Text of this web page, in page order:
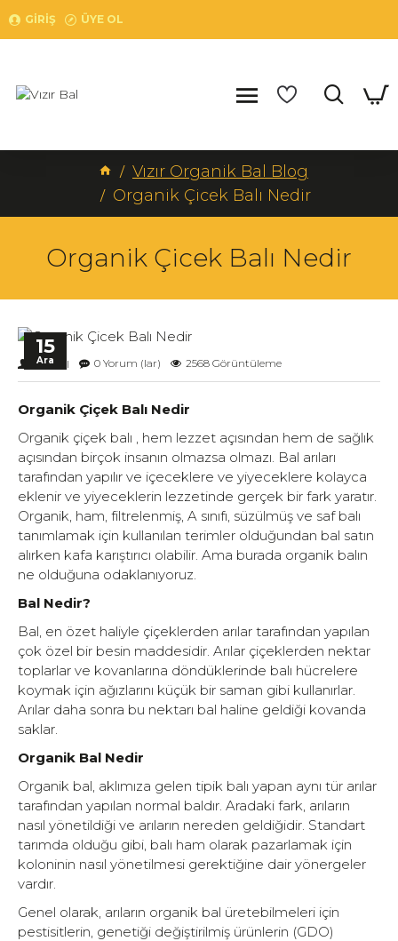
GIRIŞ ÜYE OL
Vızır Organik Bal Blog
Organik Çicek Balı Nedir
Organik Çicek Balı Nedir
15
Ara
vizirbal 0 Yorum (lar) 2568 Görüntüleme
Organik Çiçek Balı Nedir
Organik çiçek balı , hem lezzet açısından hem de sağlık
açısından birçok insanın olmazsa olmazı. Bal arıları
tarafından yapılır ve içeceklere ve yiyeceklere kolayca
eklenir ve yiyeceklerin lezzetinde gerçek bir fark yaratır.
Organik, ham, filtrelenmiş, A sınıfı, süzülmüş ve saf balı
tanımlamak için kullanılan terimler olduğundan bal satın
alırken kafa karıştırıcı olabilir. Ama burada organik balın
ne olduğuna odaklanıyoruz.
Bal Nedir?
Bal, en özet haliyle çiçeklerden arılar tarafından yapılan
çok özel bir besin maddesidir. Arılar çiçeklerden nektar
toplarlar ve kovanlarına döndüklerinde balı hücrelere
koymak için ağızlarını küçük bir saman gibi kullanırlar.
Arılar daha sonra bu nektarı bal haline geldiği kovanda
saklar.
Organik Bal Nedir
Organik bal, aklımıza gelen tipik balı yapan aynı tür arılar
tarafından yapılan normal baldır. Aradaki fark, arıların
nasıl yönetildiği ve arıların nereden geldiğidir. Standart
tarımda olduğu gibi, balı ham olarak pazarlamak için
koloninin nasıl yönetilmesi gerektiğine dair yönergeler
vardır.
Genel olarak, arıların organik bal üretebilmeleri için
pestisitlerin, genetiği değiştirilmiş ürünlerin (GDO)